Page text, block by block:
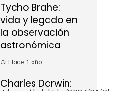
Tycho Brahe:
vida y legado en
la observación
astronómica
Hace 1 año
Charles Darwin: